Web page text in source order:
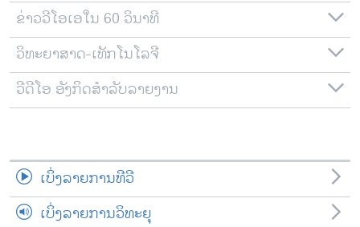
ພາສາຕ່າງໆ
ຂ່າວວີໂອເອໃນ 60 ວິນາທີ
ວິທະຍາສາດ-ເທັກໂນໂລຈີ
ວີດີໂອ ອັງກິດສຳລັບລາຍງານ
ເບິ່ງລາຍການທີວີ
ເບິ່ງລາຍການວິທະຍຸ